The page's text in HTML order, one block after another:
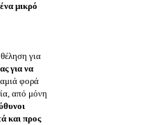
μικρό
για
για να
φορά
από μόνη
και προς